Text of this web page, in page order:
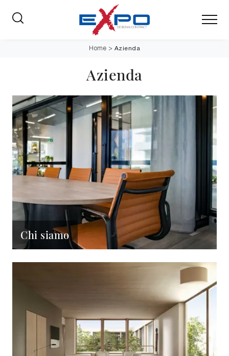
Home > Azienda
Azienda
Chi siamo